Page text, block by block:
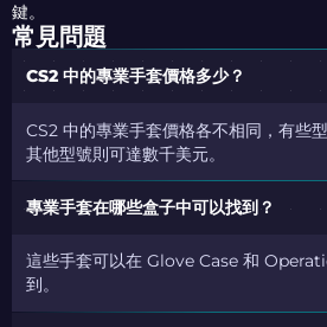
鍵。
常見問題
CS2 中的專業手套價格多少？
CS2 中的專業手套價格各不相同，有些
其他型號則可達數千美元。
專業手套在哪些盒子中可以找到？
這些手套可以在 Glove Case 和
到。